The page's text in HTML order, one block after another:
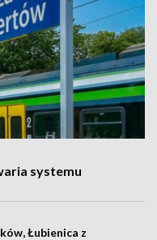
systemu
Łubienica z